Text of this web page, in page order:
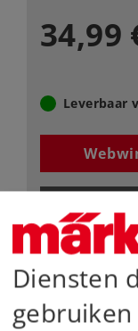
34,99
Leverbaar
Downloads
Diensten
gebruiken